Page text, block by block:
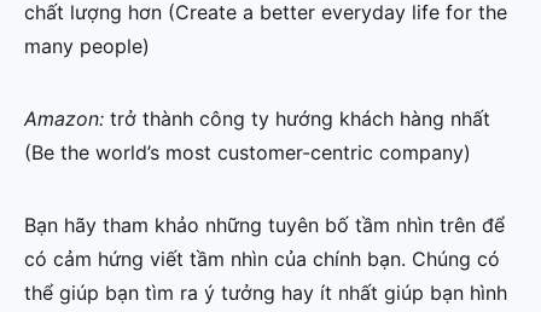
chất lượng hơn (Create a better everyday life for the
many people)
Amazon: trở thành công ty hướng khách hàng nhất
(Be the world’s most customer-centric company)
Bạn hãy tham khảo những tuyên bố tầm nhìn trên để
có cảm hứng viết tầm nhìn của chính bạn. Chúng có
thể giúp bạn tìm ra ý tưởng hay ít nhất giúp bạn hình